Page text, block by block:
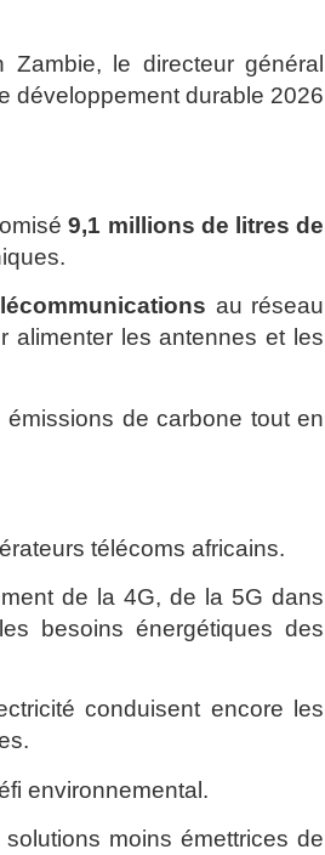
le directeur général
développement durable 2026
9,1 millions de litres de
au réseau
alimenter les antennes et les
de carbone tout en
télécoms africains.
de la 4G, de la 5G dans
besoins énergétiques des
conduisent encore les
environnemental.
moins émettrices de